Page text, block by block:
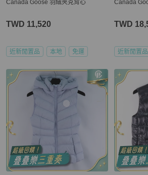
Canada Goose 羽絨夾克背心
TWD 11,520
近新閒置品 本地 免運
Canada
TWD
近新閒置品